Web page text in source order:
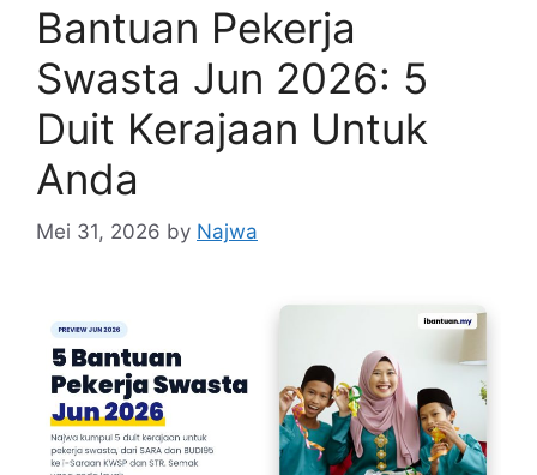
Bantuan Pekerja
Swasta Jun 2026: 5
Duit Kerajaan Untuk
Anda
Mei 31, 2026 by Najwa